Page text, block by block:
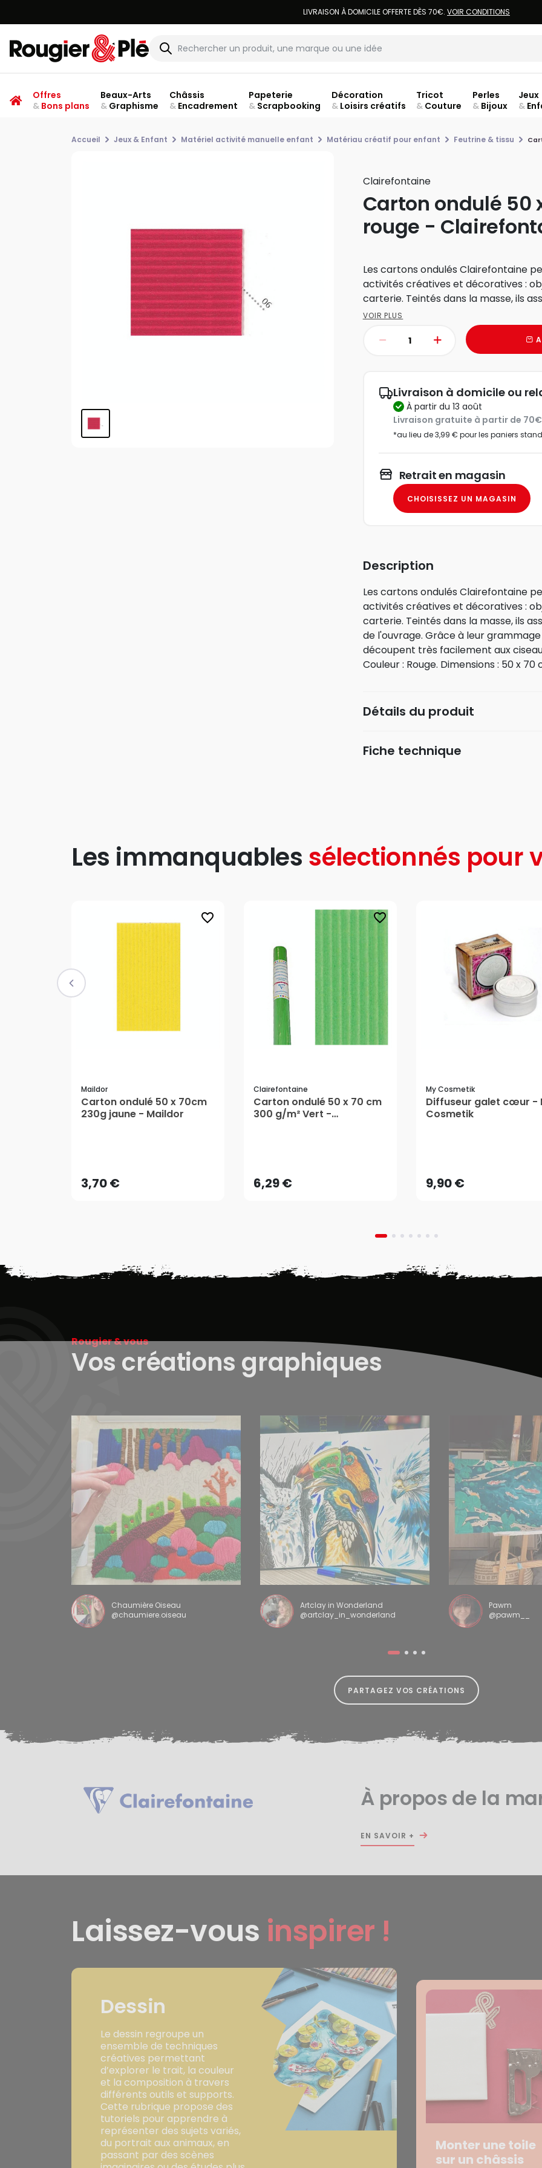
LIVRAISON À DOMICILE OFFERTE DÈS 70€. VOIR CONDITIONS
Offres
&Bons plans
Beaux-Arts
&Graphisme
Châssis
&Encadrement
Papeterie
&Scrapbooking
Décoration
&Loisirs créatifs
Tricot
& Couture
Perles
& Bijoux
Jeux
&
Accueil Jeux & Enfant Matériel activité manuelle enfant Matériau créatif pour enfant Feutrine & tissu
Clairefontaine
Carton ondulé 50
rouge -
Les cartons ondulés Clairefontaine
activités créatives et décoratives :
carterie. Teintés dans la masse, ils
VOIR PLUS
Livraison à domicile ou
à partir du 13 août
Livraison gratuite à partir de
*au lieu de 3,99 € pour les paniers
Retrait en magasin
CHOISISSEZ UN MAGASIN
Description
Les cartons ondulés Clairefontaine
activités créatives et décoratives :
carterie. Teintés dans la masse, ils
de l'ouvrage. Grâce à leur
découpent très facilement aux
Couleur : Rouge. Dimensions : 50 x 70
Détails du produit
Fiche technique
Les immanquables sélectionnés pour
favorite_border
Maildor
Carton ondulé 50 x 70cm
230g jaune - Maildor
3,70 €AJOUTER AU PANIER
favorite_border
Clairefontaine
Carton ondulé 50 x 70 cm
300 g/m² Vert -
6,29 €AJOUTER AU PANIER
My Cosmetik
Diffuseur galet cœur -
Cosmetik
9,90 €AJOUTER AU PANIER
Rougier & vous
Vos créations graphiques
Chaumière Oiseau
@chaumiere.oiseau
Artclay in Wonderland
@artclay_in_wonderland
Pawm
@pawm__
PARTAGEZ VOS CRÉATIONS
À propos de la
EN SAVOIR +
Laissez-vous inspirer !
Dessin
Le dessin regroupe un
ensemble de techniques
créatives permettant
d’explorer le trait, la couleur
et la composition à travers
différents outils et supports.
Cette rubrique propose des
tutoriels pour apprendre à
représenter des sujets variés,
du portrait aux animaux, en
passant par des scènes
Monter une toile
sur un châssis